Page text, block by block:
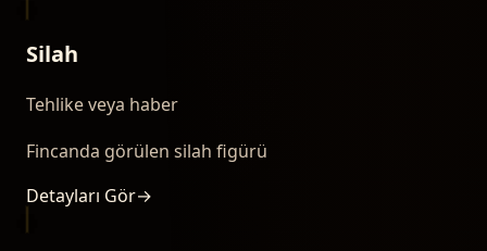
Silah
Tehlike veya haber
Fincanda görülen silah figürü
Detayları Gör→